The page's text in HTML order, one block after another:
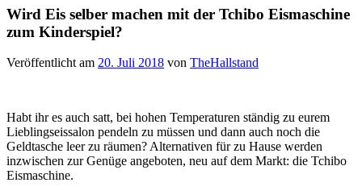
Wird Eis selber machen mit der Tchibo Eismaschine
zum Kinderspiel?
Veröffentlicht am 20. Juli 2018 von TheHallstand
Habt ihr es auch satt, bei hohen Temperaturen ständig zu eurem
Lieblingseissalon pendeln zu müssen und dann auch noch die
Geldtasche leer zu räumen? Alternativen für zu Hause werden
inzwischen zur Genüge angeboten, neu auf dem Markt: die Tchibo
Eismaschine.